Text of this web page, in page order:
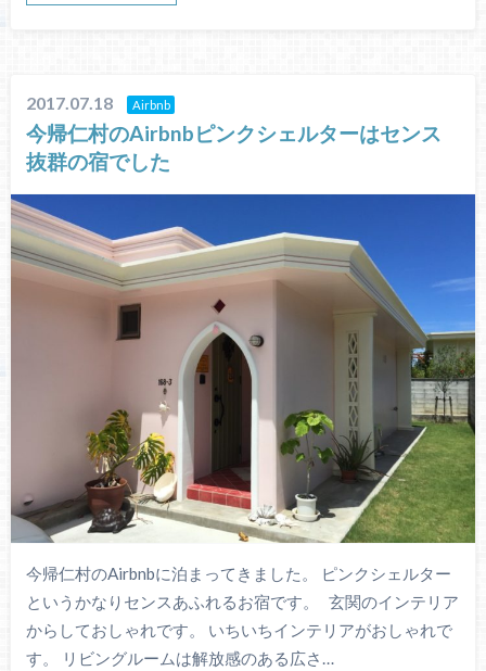
2017.07.18 Airbnb
今帰仁村のAirbnbピンクシェルターはセンス
抜群の宿でした
今帰仁村のAirbnbに泊まってきました。 ピンクシェルター
というかなりセンスあふれるお宿です。 玄関のインテリア
からしておしゃれです。 いちいちインテリアがおしゃれで
す。 リビングルームは解放感のある広さ…